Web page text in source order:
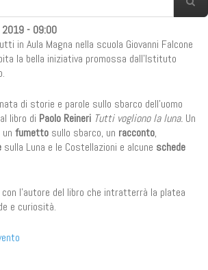
2019 - 09:00
in Aula Magna nella scuola Giovanni Falcone
la bella iniziativa promossa dall'Istituto
di storie e parole sullo sbarco dell'uomo
libro di Paolo Reineri Tutti vogliono la luna. Un
fumetto sullo sbarco, un racconto,
sulla Luna e le Costellazioni e alcune schede
l'autore del libro che intratterrà la platea
e curiosità.